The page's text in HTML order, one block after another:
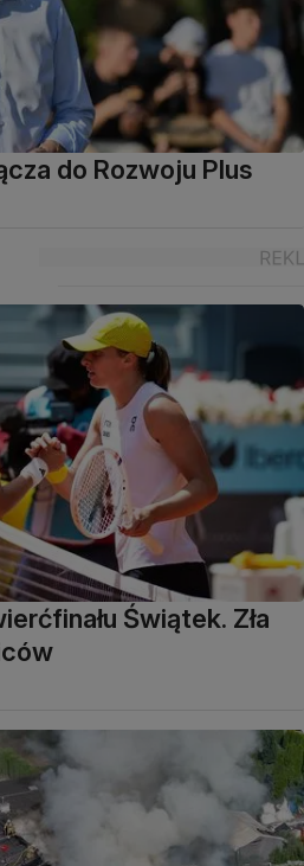
do Rozwoju Plus
Świątek. Zła